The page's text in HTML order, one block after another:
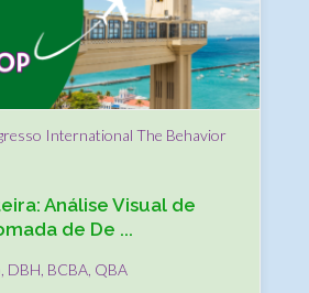
International The Behavior
Análise Visual de
de De ...
DBH, BCBA, QBA